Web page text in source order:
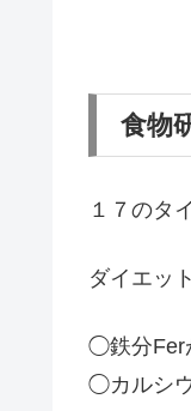
食物
１７のタ
ダイエッ
◯鉄分
◯カルシ